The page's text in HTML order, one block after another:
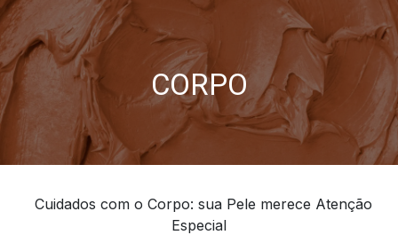
CORPO
Cuidados com o Corpo: sua Pele merece Atenção
Especial